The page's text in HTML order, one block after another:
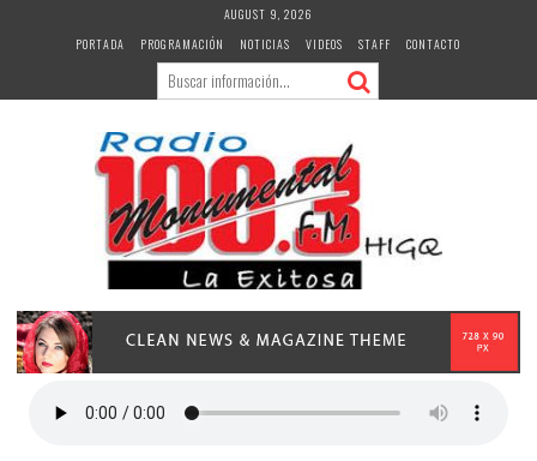
AUGUST 9, 2026
PORTADA
PROGRAMACIÓN NOTICIAS VIDEOS STAFF CONTACTO